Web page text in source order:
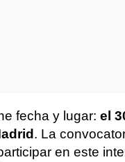
fecha y lugar: el
. La
en este